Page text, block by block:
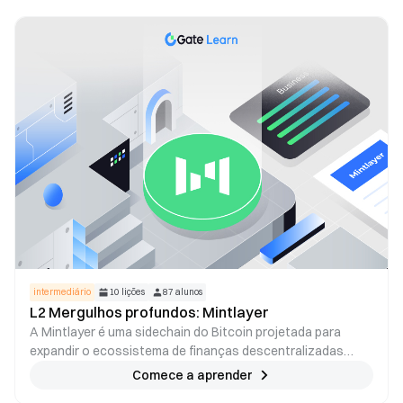
intermediário 10 lições 87 alunos
L2 Mergulhos profundos: Mintlayer
A Mintlayer é uma sidechain do Bitcoin projetada para
expandir o ecossistema de finanças descentralizadas
(DeFi) usando a liquidez e segurança do Bitcoin. Este curso
Comece a aprender